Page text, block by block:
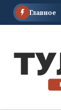
Главное